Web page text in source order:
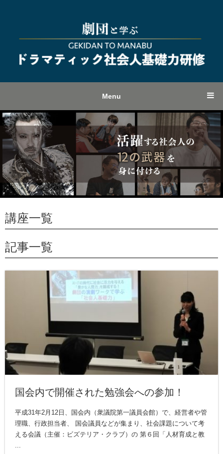
Menu
講座一覧
記事一覧
国会内で開催された勉強会への参加！
平成31年2月12日、国会内（衆議院第一議員会館）で、経営者や管
理職、行政担当者、 国会議員などが集まり、社会課題について考
える会議（主催：ビズテリア・クラブ）の 第６回「人材育成と教
...